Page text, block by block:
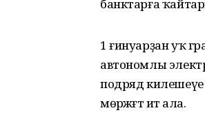
банктарға
1 ғинуарҙан уҡ
автономлы
подряд
мөрәжәғәт итә ала.